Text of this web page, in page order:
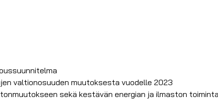
valtionosuuden muutoksesta vuodelle 2023
sekä kestävän energian ja ilmaston